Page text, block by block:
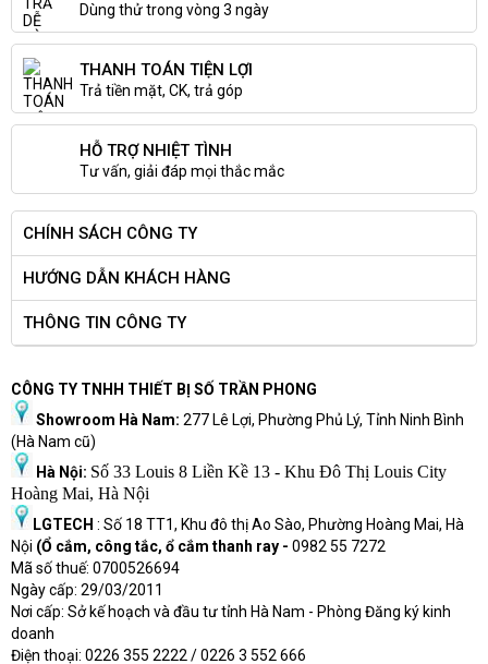
Dùng thử trong vòng 3 ngày
THANH TOÁN TIỆN LỢI
Trả tiền mặt, CK, trả góp
HỖ TRỢ NHIỆT TÌNH
Tư vấn, giải đáp mọi thắc mắc
CHÍNH SÁCH CÔNG TY
HƯỚNG DẪN KHÁCH HÀNG
THÔNG TIN CÔNG TY
CÔNG TY TNHH THIẾT BỊ SỐ TRẦN PHONG
Showroom Hà Nam: 277 Lê Lợi, Phường Phủ Lý, Tỉnh Ninh Bình
(Hà Nam cũ)
Hà Nội: Số 33 Louis 8 Liền Kề 13 - Khu Đô Thị Louis City
Hoàng Mai, Hà Nội
LGTECH : Số 18 TT1, Khu đô thị Ao Sào, Phường Hoàng Mai, Hà
Nội (Ổ cắm, công tắc, ổ cắm thanh ray - 0982 55 7272
Mã số thuế: 0700526694
Ngày cấp: 29/03/2011
Nơi cấp: Sở kế hoạch và đầu tư tỉnh Hà Nam - Phòng Đăng ký kinh
doanh
Điện thoại: 0226 355 2222 / 0226 3 552 666